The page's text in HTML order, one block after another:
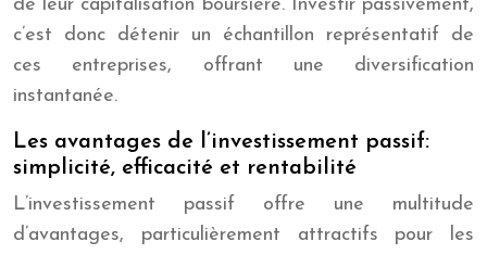
de leur capitalisation boursière. Investir passivement,
c’est donc détenir un échantillon représentatif de
ces entreprises, offrant une diversification
instantanée.
Les avantages de l’investissement passif:
simplicité, efficacité et rentabilité
L’investissement passif offre une multitude
d’avantages, particulièrement attractifs pour les